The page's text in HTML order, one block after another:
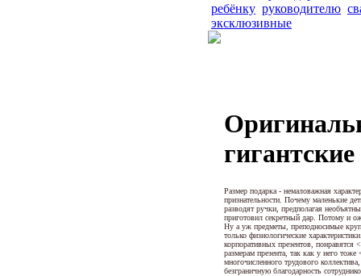
ребёнку руководителю
эксклюзивные
гигантские
Размер подарка - немаловажная
признательности. Почему маленькие
разводят ручки, предполагая
приготовил секретный дар. Потому и
Ну а уж предметы, преподносимые
только физиологические
корпоративных презентов, понравятся
размерам презента, так как у него
многочисленного трудового
безграничную благодарность